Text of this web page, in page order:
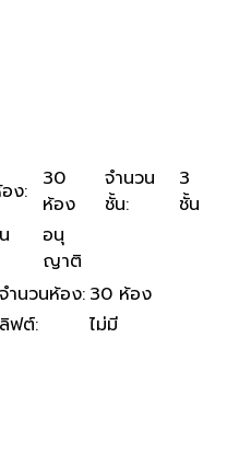
ง:
30
ห้อง
จำนวน
ชั้น:
3
ชั้น
อนุ
ญาติ
จำนวนห้อง: 30 ห้อง
ลิฟต์:
ไม่มี